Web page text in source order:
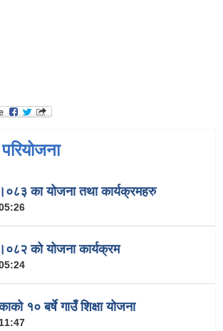
का योजना तथा कार्यक्रमहरु
को योजना कार्यक्रम
१० बर्षे गाउँ शिक्षा योजना